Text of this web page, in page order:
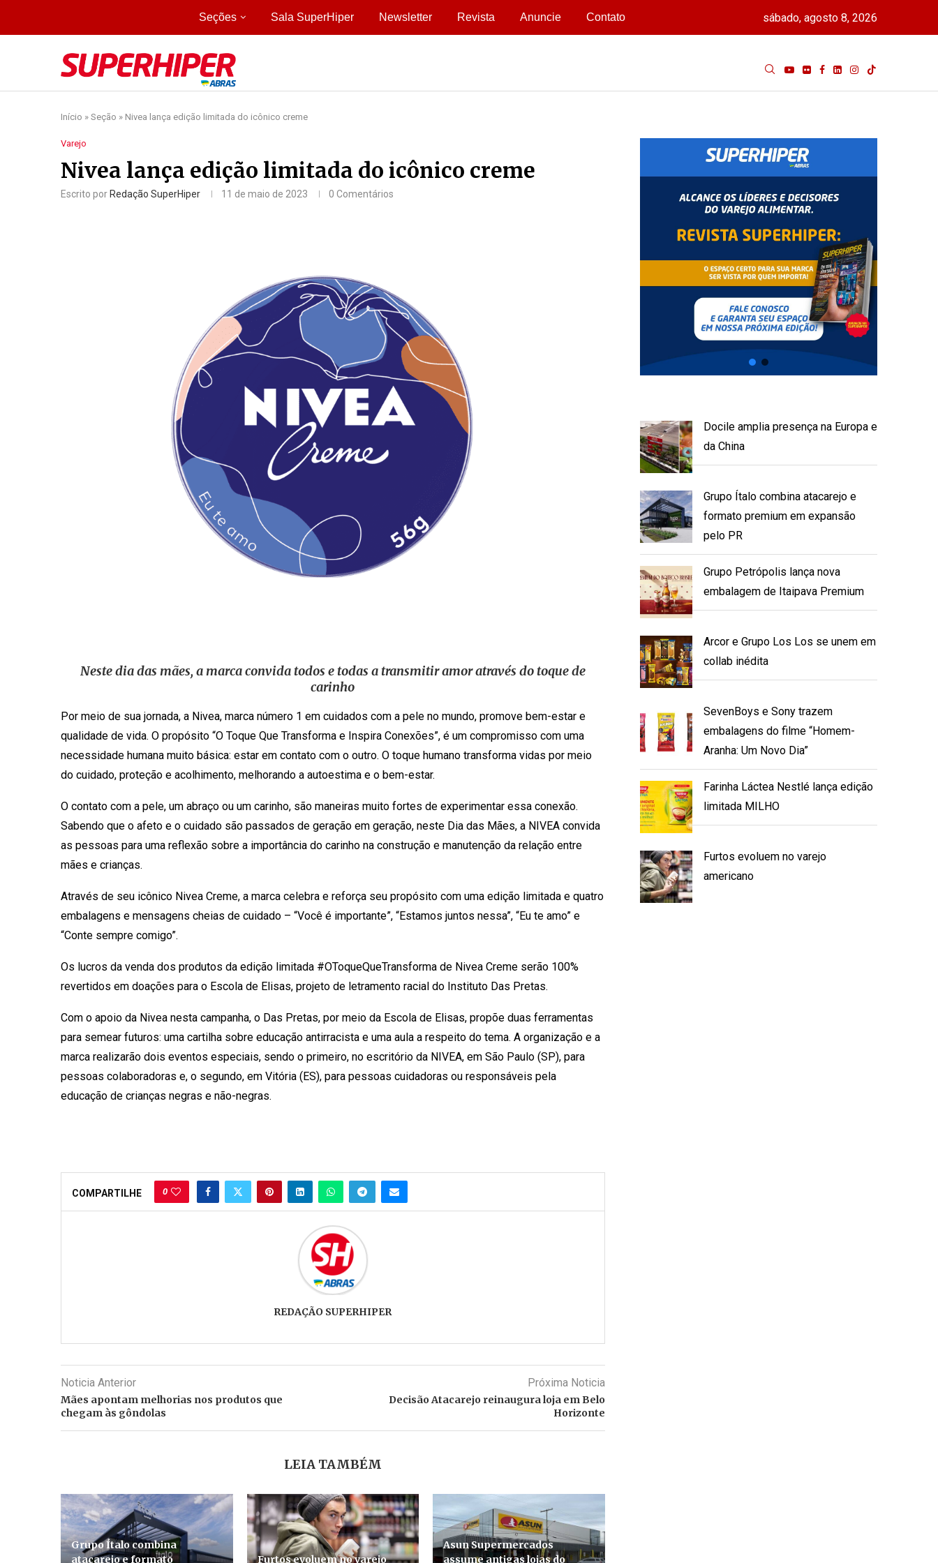
Seções Sala SuperHiper Newsletter Revista Anuncie Contato sábado, agosto 8, 2026
Início » Seção » Nivea lança edição limitada do icônico creme
Varejo
Nivea lança edição limitada do icônico creme
Escrito por Redação SuperHiper 11 de maio de 2023 0 Comentários
Neste dia das mães, a marca convida todos e todas a transmitir amor através do toque de
carinho
Por meio de sua jornada, a Nivea, marca número 1 em cuidados com a pele no mundo, promove bem-estar e
qualidade de vida. O propósito “O Toque Que Transforma e Inspira Conexões”, é um compromisso com uma
necessidade humana muito básica: estar em contato com o outro. O toque humano transforma vidas por meio
do cuidado, proteção e acolhimento, melhorando a autoestima e o bem-estar.
O contato com a pele, um abraço ou um carinho, são maneiras muito fortes de experimentar essa conexão.
Sabendo que o afeto e o cuidado são passados de geração em geração, neste Dia das Mães, a NIVEA convida
as pessoas para uma reflexão sobre a importância do carinho na construção e manutenção da relação entre
mães e crianças.
Através de seu icônico Nivea Creme, a marca celebra e reforça seu propósito com uma edição limitada e quatro
embalagens e mensagens cheias de cuidado – “Você é importante”, “Estamos juntos nessa”, “Eu te amo” e
“Conte sempre comigo”.
Os lucros da venda dos produtos da edição limitada #OToqueQueTransforma de Nivea Creme serão 100%
revertidos em doações para o Escola de Elisas, projeto de letramento racial do Instituto Das Pretas.
Com o apoio da Nivea nesta campanha, o Das Pretas, por meio da Escola de Elisas, propõe duas ferramentas
para semear futuros: uma cartilha sobre educação antirracista e uma aula a respeito do tema. A organização e a
marca realizarão dois eventos especiais, sendo o primeiro, no escritório da NIVEA, em São Paulo (SP), para
pessoas colaboradoras e, o segundo, em Vitória (ES), para pessoas cuidadoras ou responsáveis pela
educação de crianças negras e não-negras.
COMPARTILHE 0
REDAÇÃO SUPERHIPER
Noticia Anterior
Mães apontam melhorias nos produtos que
chegam às gôndolas
Próxima Noticia
Decisão Atacarejo reinaugura loja em Belo
Horizonte
LEIA TAMBÉM
Grupo Ítalo combina
atacarejo e formato
Furtos evoluem no varejo
Asun Supermercados
assume antigas lojas do
Docile amplia presença na Europa e
da China
Grupo Ítalo combina atacarejo e
formato premium em expansão
pelo PR
Grupo Petrópolis lança nova
embalagem de Itaipava Premium
Arcor e Grupo Los Los se unem em
collab inédita
SevenBoys e Sony trazem
embalagens do filme “Homem-
Aranha: Um Novo Dia”
Farinha Láctea Nestlé lança edição
limitada MILHO
Furtos evoluem no varejo
americano